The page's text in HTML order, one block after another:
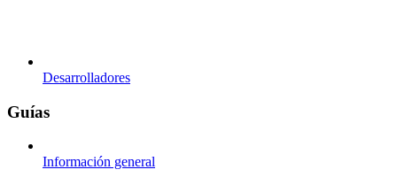
Desarrolladores
Guías
Información general